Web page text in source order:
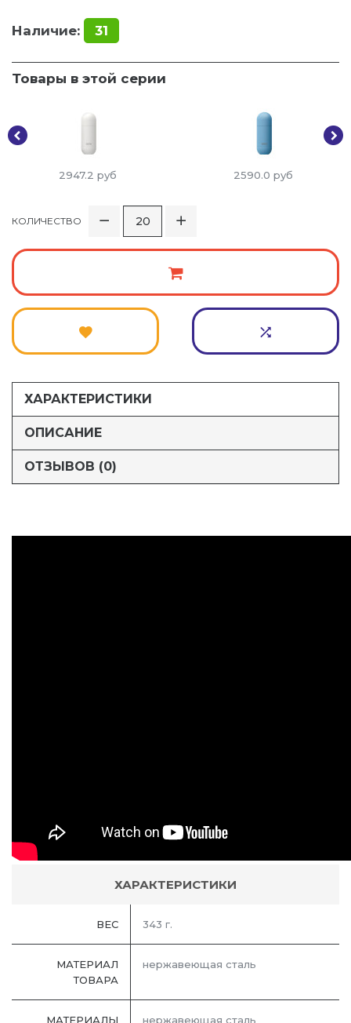
Наличие: 31
Товары в этой серии
2947.2 руб 2590.0 руб
КОЛИЧЕСТВО
ХАРАКТЕРИСТИКИ
ОПИСАНИЕ
ОТЗЫВОВ (0)
ХАРАКТЕРИСТИКИ
ВЕС 343 г.
МАТЕРИАЛ
ТОВАРА
нержавеющая сталь
МАТЕРИАЛЫ нержавеющая cталь